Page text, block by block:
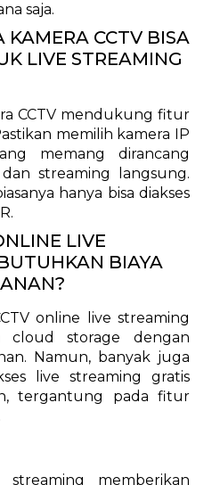
saja.
KAMERA CCTV BISA
LIVE STREAMING
CCTV mendukung fitur
memilih kamera IP
memang dirancang
streaming langsung.
hanya bisa diakses
LIVE
BIAYA
online live streaming
cloud storage dengan
Namun, banyak juga
live streaming gratis
tergantung pada fitur
memberikan